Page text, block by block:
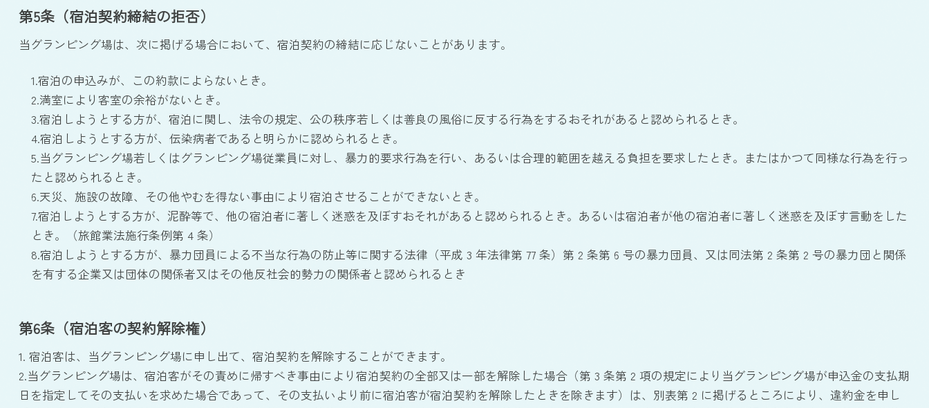
第5条（宿泊契約締結の拒否）
当グランピング場は、次に掲げる場合において、宿泊契約の締結に応じないことがあります。
1.宿泊の申込みが、この約款によらないとき。
2.満室により客室の余裕がないとき。
3.宿泊しようとする方が、宿泊に関し、法令の規定、公の秩序若しくは善良の風俗に反する行為をするおそれがあると認められるとき。
4.宿泊しようとする方が、伝染病者であると明らかに認められるとき。
5.当グランピング場若しくはグランピング場従業員に対し、暴力的要求行為を行い、あるいは合理的範囲を越える負担を要求したとき。またはかつて同様な行為を行っ
たと認められるとき。
6.天災、施設の故障、その他やむを得ない事由により宿泊させることができないとき。
7.宿泊しようとする方が、泥酔等で、他の宿泊者に著しく迷惑を及ぼすおそれがあると認められるとき。あるいは宿泊者が他の宿泊者に著しく迷惑を及ぼす言動をした
とき。（旅館業法施行条例第 4 条）
8.宿泊しようとする方が、暴力団員による不当な行為の防止等に関する法律（平成 3 年法律第 77 条）第 2 条第 6 号の暴力団員、又は同法第 2 条第 2 号の暴力団と関係
を有する企業又は団体の関係者又はその他反社会的勢力の関係者と認められるとき
第6条（宿泊客の契約解除権）
1. 宿泊客は、当グランピング場に申し出て、宿泊契約を解除することができます。
2.当グランピング場は、宿泊客がその責めに帰すべき事由により宿泊契約の全部又は一部を解除した場合（第 3 条第 2 項の規定により当グランピング場が申込金の支払期
日を指定してその支払いを求めた場合であって、その支払いより前に宿泊客が宿泊契約を解除したときを除きます）は、別表第 2 に掲げるところにより、違約金を申し